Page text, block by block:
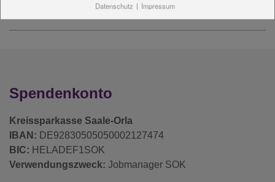
Spendenkonto
Kreissparkasse Saale-Orla
IBAN: DE92830505050002127474
BIC: HELADEF1SOK
Verwendungszweck: Jobmanager SOK
Datenschutz | Impressum